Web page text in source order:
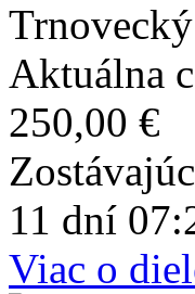
Aktuálna
250,00 €
11 dní
Viac o